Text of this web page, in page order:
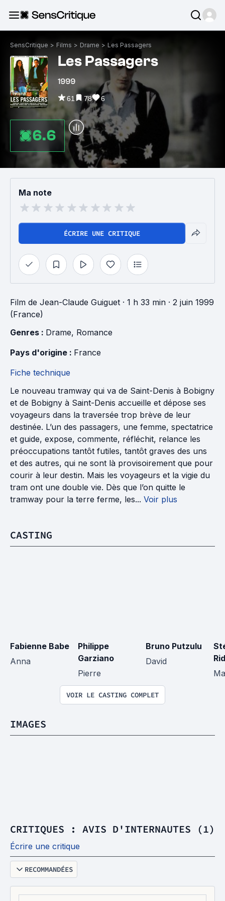
SensCritique > Films > Drame > Les Passagers
Les Passagers
1999
61 78 6
6.6
Ma note
ÉCRIRE UNE CRITIQUE
Film de Jean-Claude Guiguet · 1 h 33 min · 2 juin 1999
(France)
Genres : Drame, Romance
Pays d'origine : France
Fiche technique
Le nouveau tramway qui va de Saint-Denis à Bobigny
et de Bobigny à Saint-Denis accueille et dépose ses
voyageurs dans la traversée trop brève de leur
destinée. L’un des passagers, une femme, spectatrice
et guide, expose, commente, réfléchit, relance les
préoccupations tantôt futiles, tantôt graves des uns
et des autres, qui ne sont là provisoirement que pour
courir à leur destin. Mais les voyageurs et la vigie du
tram ont une double vie. Dès que l’on quitte le
tramway pour la terre ferme, les... Voir plus
CASTING
Fabienne Babe
Anna
Philippe
Garziano
Pierre
Bruno Putzulu
David
VOIR LE CASTING COMPLET
IMAGES
CRITIQUES : AVIS D'INTERNAUTES (1)
Écrire une critique
RECOMMANDÉES